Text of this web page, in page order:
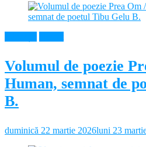
Volumul de poezie
Human, semnat de
B.
duminică 22 martie 2026luni 23